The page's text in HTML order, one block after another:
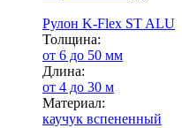
Рулон K-Flex ST ALU
Тол­щи­на:
от 6 до 50 мм
Длина:
от 4 до 30 м
Ма­­те­­ри­­ал:
каучук вспененный